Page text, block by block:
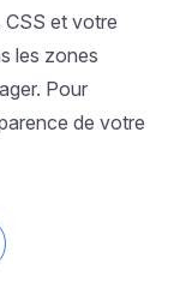
et votre
les zones
Pour
de votre